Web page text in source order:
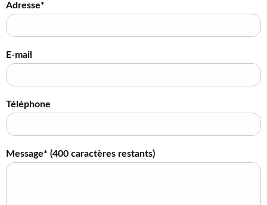
Adresse*
E-mail
Téléphone
Message* (400 caractères restants)